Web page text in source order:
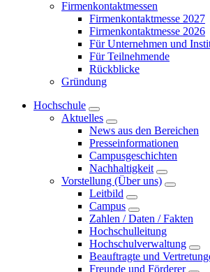
Firmenkontaktmessen
Firmenkontaktmesse 2027
Firmenkontaktmesse 2026
Für Unternehmen und
Für Teilnehmende
Rückblicke
Gründung
Hochschule
Aktuelles
News aus den Bereichen
Presseinformationen
Campusgeschichten
Nachhaltigkeit
Vorstellung (Über uns)
Leitbild
Campus
Zahlen / Daten / Fakten
Hochschulleitung
Hochschulverwaltung
Beauftragte und
Freunde und Förderer